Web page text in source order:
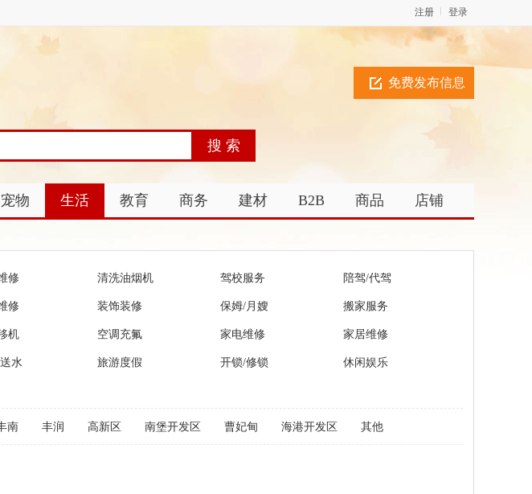
登录
注册
免费发布信息
宠物 生活 教育 商务 建材 B2B 商品 店铺
修 清洗油烟机 驾校服务 陪驾/代驾
修 装饰装修 保姆/月嫂 搬家服务
机 空调充氟 家电维修 家居维修
水 旅游度假 开锁/修锁 休闲娱乐
南 丰润 高新区 南堡开发区 曹妃甸 海港开发区 其他